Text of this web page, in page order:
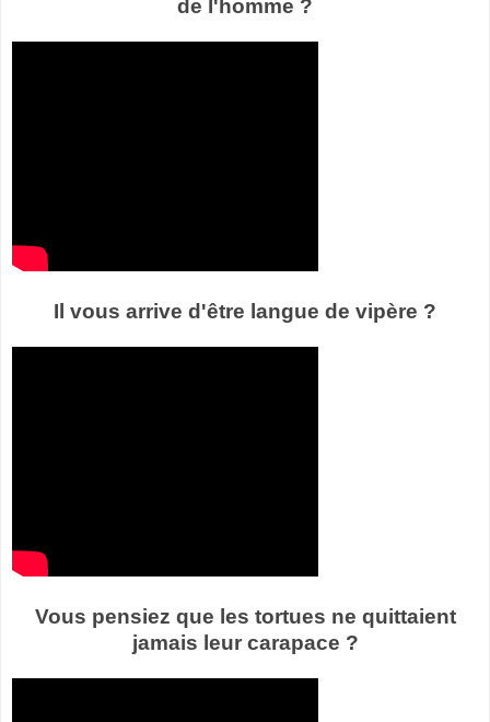
de l'homme ?
Il vous arrive d'être langue de vipère ?
Vous pensiez que les tortues ne quittaient
jamais leur carapace ?